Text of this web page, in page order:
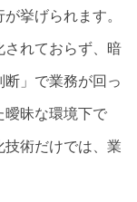
挙げられます。
されておらず、暗
」で業務が回っ
曖昧な環境下で
技術だけでは、業